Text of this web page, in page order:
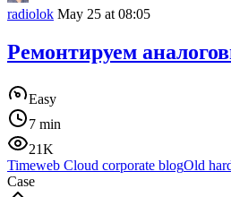
radiolok May 25 at 08:05
Ремонтируем
Easy
7 min
21K
Timeweb Cloud corporate blogOld
Case